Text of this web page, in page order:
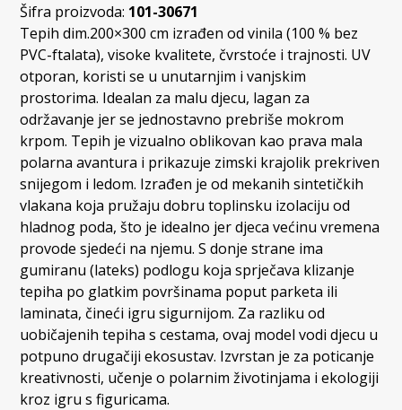
Šifra proizvoda: 101-30671
Tepih dim.200×300 cm izrađen od vinila (100 % bez
PVC-ftalata), visoke kvalitete, čvrstoće i trajnosti. UV
otporan, koristi se u unutarnjim i vanjskim
prostorima. Idealan za malu djecu, lagan za
održavanje jer se jednostavno prebriše mokrom
krpom. Tepih je vizualno oblikovan kao prava mala
polarna avantura i prikazuje zimski krajolik prekriven
snijegom i ledom. Izrađen je od mekanih sintetičkih
vlakana koja pružaju dobru toplinsku izolaciju od
hladnog poda, što je idealno jer djeca većinu vremena
provode sjedeći na njemu. S donje strane ima
gumiranu (lateks) podlogu koja sprječava klizanje
tepiha po glatkim površinama poput parketa ili
laminata, čineći igru sigurnijom. Za razliku od
uobičajenih tepiha s cestama, ovaj model vodi djecu u
potpuno drugačiji ekosustav. Izvrstan je za poticanje
kreativnosti, učenje o polarnim životinjama i ekologiji
kroz igru s figuricama.